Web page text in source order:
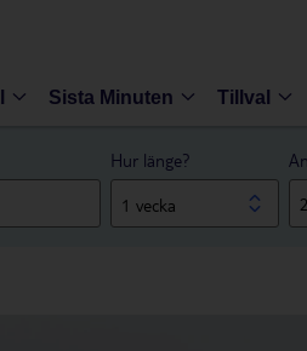
Sista Minuten Tillval
Hur länge?
1 vecka